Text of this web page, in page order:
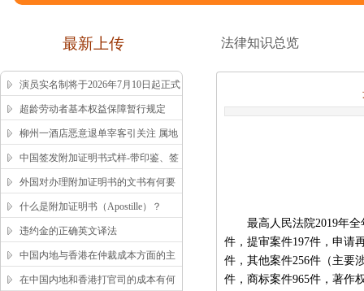
最新上传 法律知识总览
演员实名制将于2026年7月10日起正式
施行
超龄劳动者基本权益保障暂行规定
柳州一酒店恶意退单宰客引关注 属地
市监局高效回应获舆论认可
中国签发附加证明书式样-带印鉴、签
字版本 China Apostille Sample
外国对办理附加证明书的文书有何要
求？
什么是附加证明书（Apostille）？
违约金的正确英文译法
中国内地与香港在仲裁成本方面的主
要区别
在中国内地和香港打官司的成本有何
最高人民法院2019年全
件，提审案件197件，申请
件，其他案件256件（主要
件，商标案件965件，著作